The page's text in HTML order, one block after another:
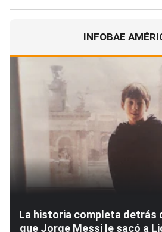
INFOBAE
La historia completa detrás
que Jorge Messi le sacó a